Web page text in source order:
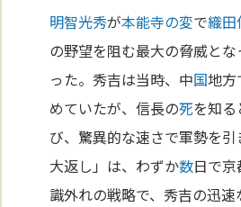
明智光秀が本能寺の変で織田
の野望を阻む最大の脅威とな
った。秀吉は当時、中国地方
めていたが、信長の死を知
び、驚異的な速さで軍勢を
大返し」は、わずか数日で
識外れの戦略で、秀吉の迅速